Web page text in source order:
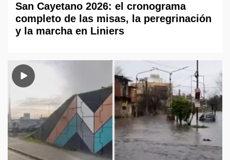
San Cayetano 2026: el cronograma
completo de las misas, la peregrinación
y la marcha en Liniers